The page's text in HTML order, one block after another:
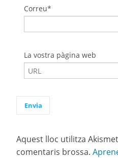
Correu*
La vostra pàgina web
Aquest lloc utilitza
comentaris brossa.